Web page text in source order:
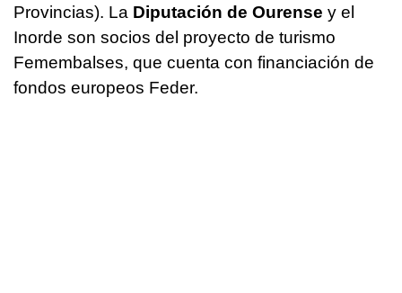
Provincias). La Diputación de Ourense y el
Inorde son socios del proyecto de turismo
Femembalses, que cuenta con financiación de
fondos europeos Feder.